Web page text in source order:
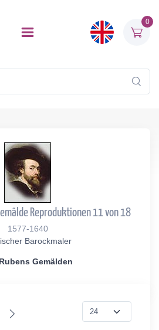
0
Reproduktionen 11 von 18
1577-1640
Barockmaler
Gemälden